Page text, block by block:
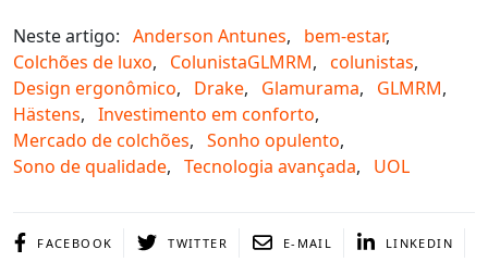
Neste artigo: Anderson Antunes, bem-estar,
Colchões de luxo, ColunistaGLMRM, colunistas,
Design ergonômico, Drake, Glamurama, GLMRM,
Hästens, Investimento em conforto,
Mercado de colchões, Sonho opulento,
Sono de qualidade, Tecnologia avançada, UOL
FACEBOOK TWITTER E-MAIL
LINKEDIN